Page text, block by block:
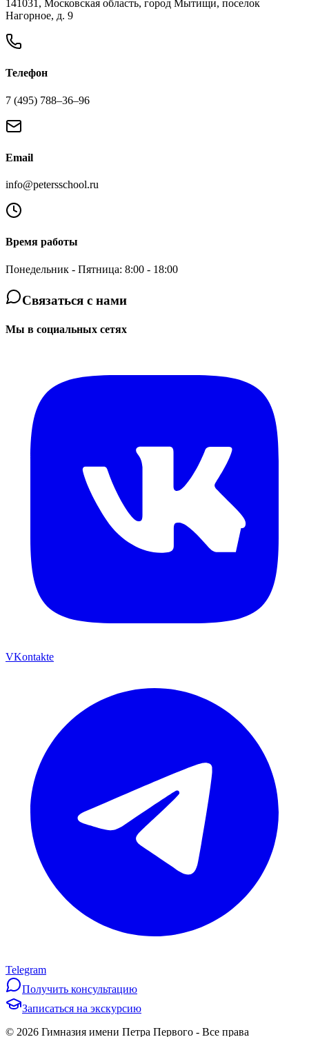
141031, Московская область, город Мытищи, поселок
Нагорное, д. 9
Телефон
7 (495) 788‒36‒96
Email
info@petersschool.ru
Время работы
Понедельник - Пятница: 8:00 - 18:00
Связаться с нами
Мы в социальных сетях
VKontakte
Telegram
Получить консультацию
Записаться на экскурсию
© 2026 Гимназия имени Петра Первого - Все права